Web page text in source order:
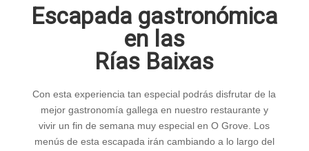
Escapada gastronómica
en las
Rías Baixas
Con esta experiencia tan especial podrás disfrutar de la
mejor gastronomía gallega en nuestro restaurante y
vivir un fin de semana muy especial en O Grove. Los
menús de esta escapada irán cambiando a lo largo del